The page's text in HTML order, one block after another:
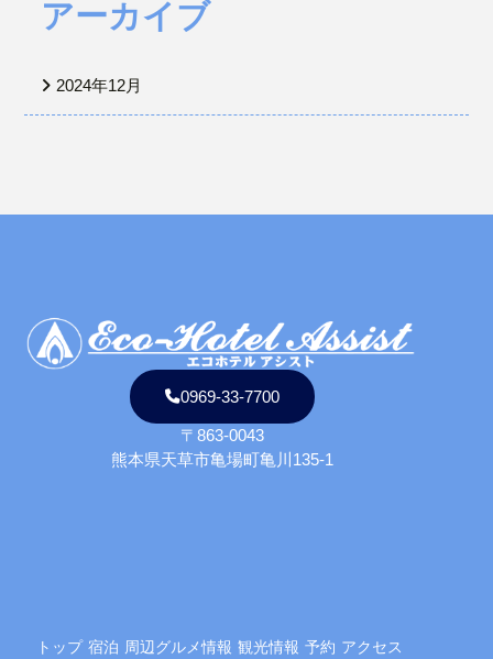
アーカイブ
2024年12月
0969-33-7700
〒863-0043
熊本県天草市亀場町亀川135-1
トップ 宿泊 周辺グルメ情報 観光情報 予約 アクセス